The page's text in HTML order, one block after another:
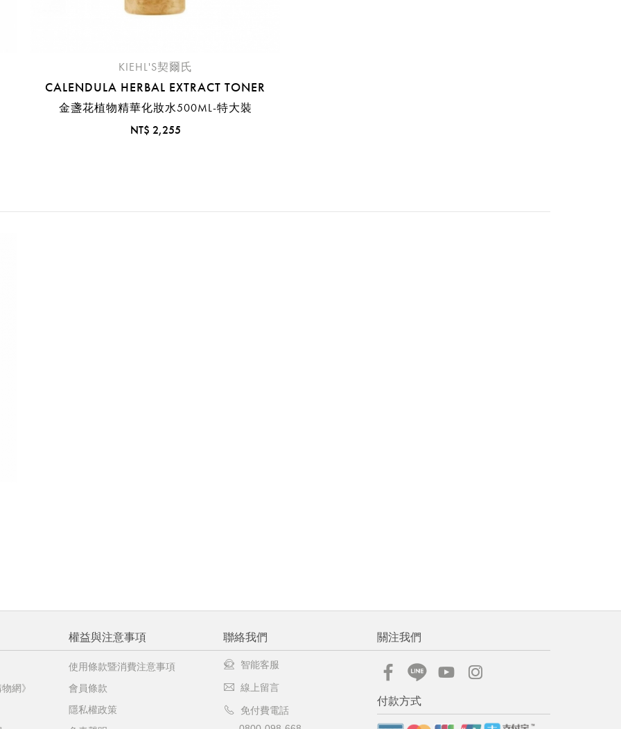
場的下單時間皆不相同，細節或訂購流程指引，請瀏覽
KIEHL'S契爾氏
CALENDULA HERBAL EXTRACT TONER
金盞花植物精華化妝水500ML-特大裝
NT$ 2,255
網》
權益與注意事項
使用條款暨消費注意事項
會員條款
隱私權政策
聯絡我們
智能客服
線上留言
免付費電話
關注我們
付款方式